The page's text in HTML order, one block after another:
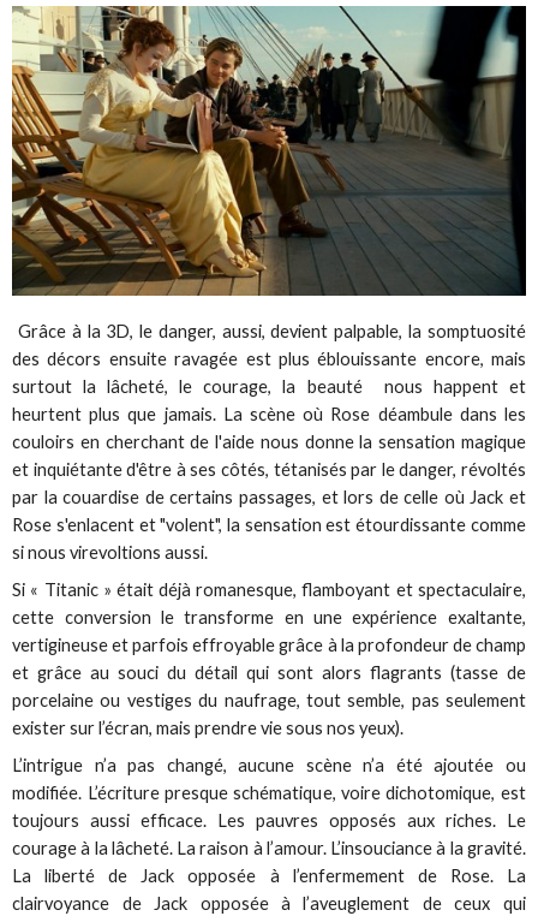
Grâce à la 3D, le danger, aussi, devient palpable, la somptuosité
des décors ensuite ravagée est plus éblouissante encore, mais
surtout la lâcheté, le courage, la beauté nous happent et
heurtent plus que jamais. La scène où Rose déambule dans les
couloirs en cherchant de l'aide nous donne la sensation magique
et inquiétante d'être à ses côtés, tétanisés par le danger, révoltés
par la couardise de certains passages, et lors de celle où Jack et
Rose s'enlacent et "volent", la sensation est étourdissante comme
si nous virevoltions aussi.
Si « Titanic » était déjà romanesque, flamboyant et spectaculaire,
cette conversion le transforme en une expérience exaltante,
vertigineuse et parfois effroyable grâce à la profondeur de champ
et grâce au souci du détail qui sont alors flagrants (tasse de
porcelaine ou vestiges du naufrage, tout semble, pas seulement
exister sur l’écran, mais prendre vie sous nos yeux).
L’intrigue n’a pas changé, aucune scène n’a été ajoutée ou
modifiée. L’écriture presque schématique, voire dichotomique, est
toujours aussi efficace. Les pauvres opposés aux riches. Le
courage à la lâcheté. La raison à l’amour. L’insouciance à la gravité.
La liberté de Jack opposée à l’enfermement de Rose. La
clairvoyance de Jack opposée à l’aveuglement de ceux qui